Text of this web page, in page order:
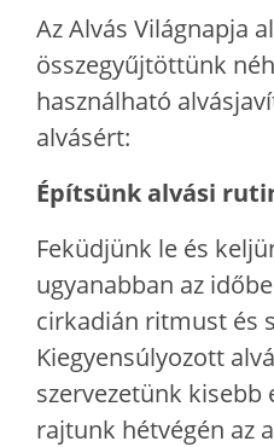
Az Alvás Világnapja
összegyűjtöttünk
használható
alvásért:
Építsünk alvási
Feküdjünk le és
ugyanabban az
cirkadián ritmust és
Kiegyensúlyozott
szervezetünk kisebb
rajtunk hétvégén az